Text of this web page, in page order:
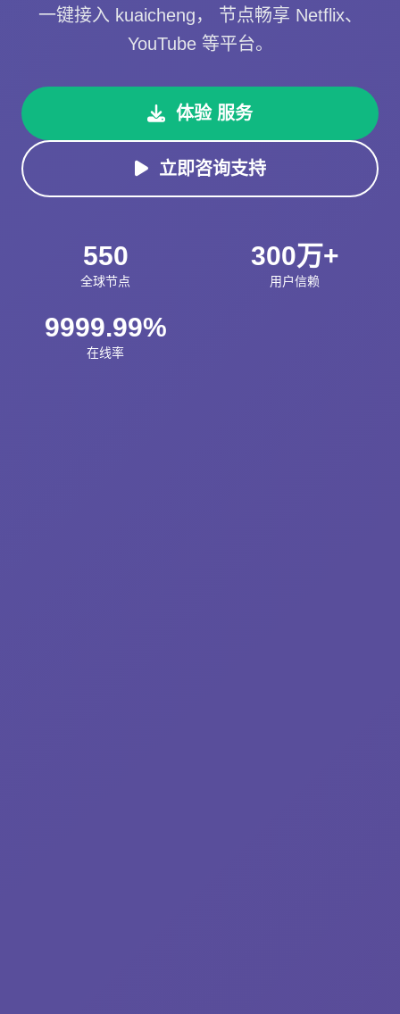
一键接入 kuaicheng， 节点畅享 Netflix、
YouTube 等平台。
体验 服务
立即咨询支持
550
全球节点
300万+
用户信赖
9999.99%
在线率